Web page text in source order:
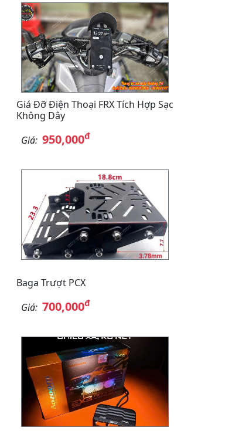
Giá Đỡ Điện Thoại FRX Tích Hợp Sạc
Không Dây
Giá: 950,000đ
Baga Trượt PCX
Giá: 700,000đ